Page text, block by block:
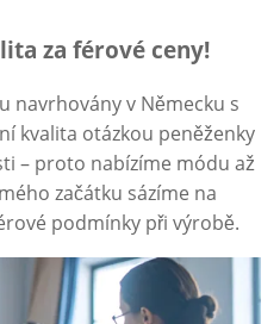
za férové ceny!
navrhovány v Německu s
kvalita otázkou peněženky
– proto nabízíme módu až
začátku sázíme na
podmínky při výrobě.